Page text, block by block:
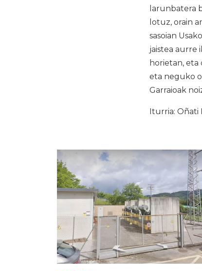
larunbatera
lotuz, orain
sasoian
jaistea aurre
horietan,
eta neguko
Garraioak
Iturria: Oñati